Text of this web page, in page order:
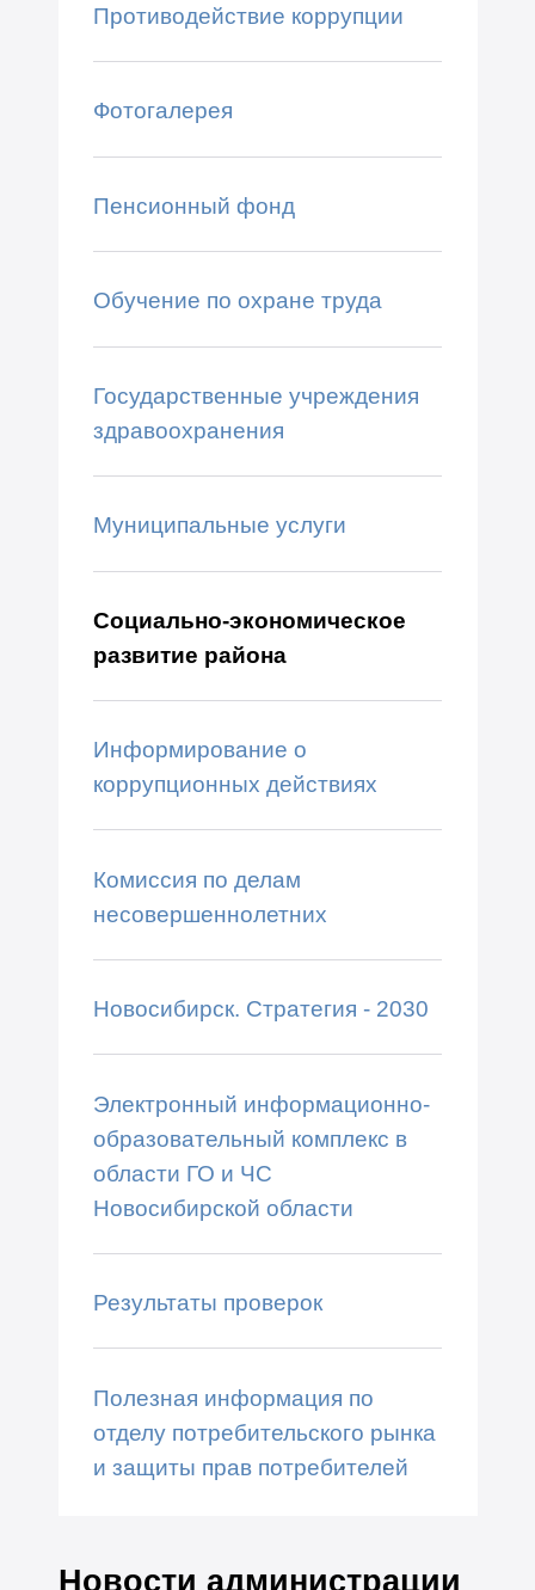
Противодействие коррупции
Фотогалерея
Пенсионный фонд
Обучение по охране труда
Государственные учреждения
здравоохранения
Муниципальные услуги
Социально-экономическое
развитие района
Информирование о
коррупционных действиях
Комиссия по делам
несовершеннолетних
Новосибирск. Стратегия - 2030
Электронный информационно-
образовательный комплекс в
области ГО и ЧС
Новосибирской области
Результаты проверок
Полезная информация по
отделу потребительского рынка
и защиты прав потребителей
Новости администрации